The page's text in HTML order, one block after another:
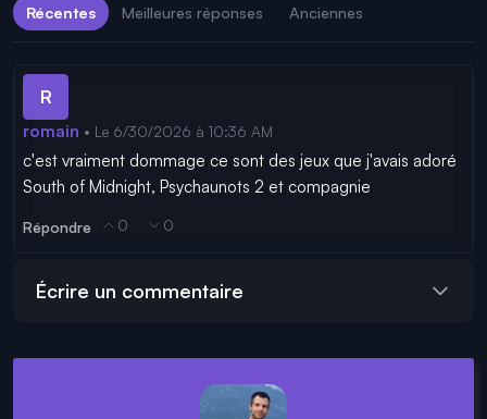
Récentes Meilleures réponses Anciennes
R
romain • Le 6/30/2026 à 10:36 AM
c'est vraiment dommage ce sont des jeux que j'avais adoré
South of Midnight, Psychaunots 2 et compagnie
Répondre 0 0
Écrire un commentaire